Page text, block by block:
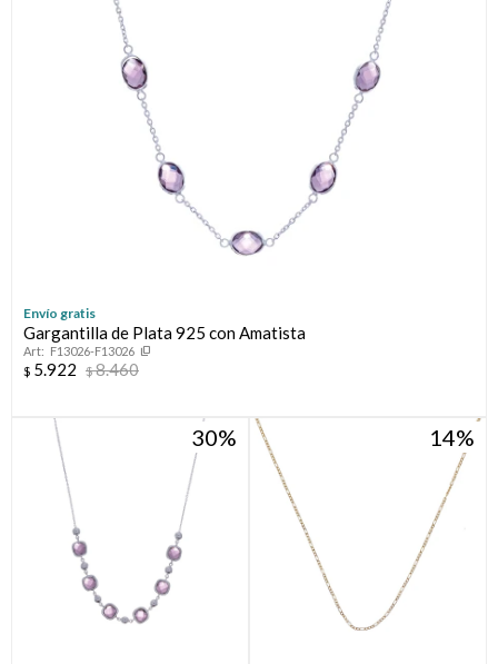
Envío gratis
Gargantilla de Plata 925 con Amatista
F13026-F13026
$ 5.922 $8.460
30 14